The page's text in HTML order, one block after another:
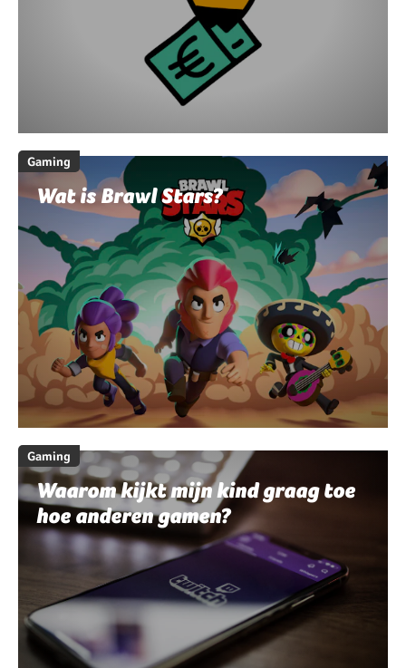
Gaming
Wat is Brawl Stars?
Gaming
Waarom kijkt mijn kind graag toe
hoe anderen gamen?